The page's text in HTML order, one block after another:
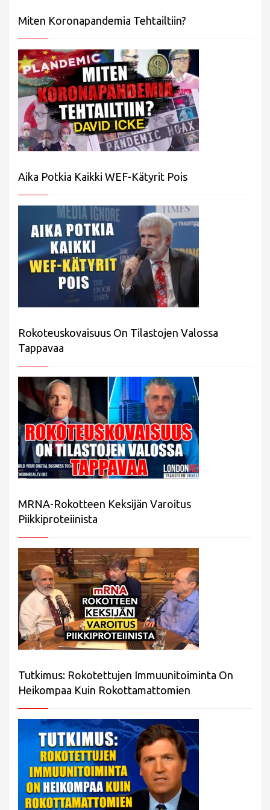
Miten Koronapandemia Tehtailtiin?
Aika Potkia Kaikki WEF-Kätyrit Pois
Rokoteuskovaisuus On Tilastojen Valossa
Tappavaa
MRNA-Rokotteen Keksijän Varoitus
Piikkiproteiinista
Tutkimus: Rokotettujen Immuunitoiminta On
Heikompaa Kuin Rokottamattomien